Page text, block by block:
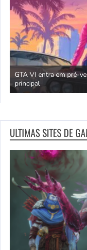
GTA VI entra em pré-
principal
ULTIMAS SITES DE